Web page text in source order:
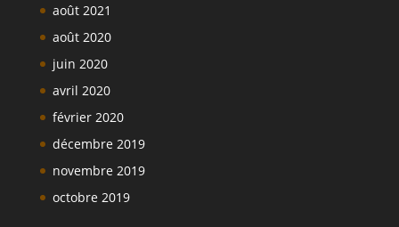
août 2021
août 2020
juin 2020
avril 2020
février 2020
décembre 2019
novembre 2019
octobre 2019